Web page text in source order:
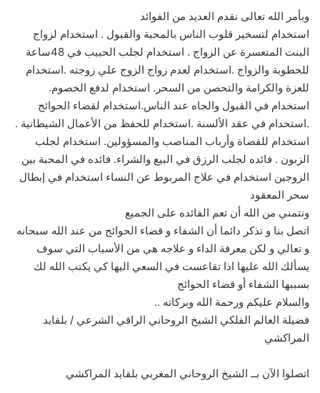
وبأمر الله تعالى نقدم العديد من الفوائد
استخدام لتسخير قلوب الناس بالمحبة والقبول . استخدام لزواج
البنت المتعسرة عن الزواج . استخدام لجلب الحبيب في 48ساعة
للخطوبة والزواج .استخدام لعدم زواج الزوج علي زوجته .استخدام
للعزة والكرامة والتحصن من السحر. استخدام لدفع الخصوم.
استخدام في القبول والجاه عند الناس.استخدام لقضاء الحوائج
.استخدام في عقد الألسنة .استخدام للحفظ من الأعمال الشيطانية .
استخدام للقضاة وأرباب المناصب والمسؤولين. استخدام لجلب
الزبون . فائده لجلب الرزق في البيع والشراء. فائده في المحبة بين
الزوجين استخدام في علاج المربوط عن النساء استخدام في إبطال
سحر المعقود
ونتمني من الله أن تعم الفائده على الجميع
اتصل بنا و تذكر دائما أن الشفاء و قضاء الحوائج من عند الله سبحانه
و تعالي و لكن معرفة الداء و علاجه هي من الأسباب التي سوف
يسألك الله عليها اذا تقاعست في السعي اليها كي يكتب الله لك
بسببها الشفاء أو قضاء الحوائج
والسلام عليكم ورحمة الله وبركاته ..
فضيلة العالم الفلكي الشيخ الروحاني الراقي الشرعي / بلقايد
المراكشي
اتصلوا الآن بــ الشيخ الروحاني المغربي بلقايد المراكشي